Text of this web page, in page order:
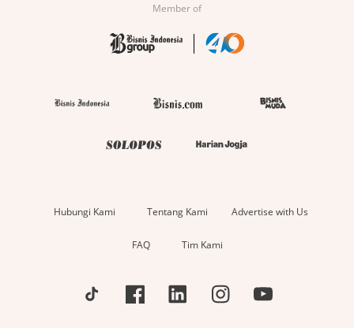
Member of
Hubungi Kami Tentang Kami Advertise with Us
FAQ Tim Kami